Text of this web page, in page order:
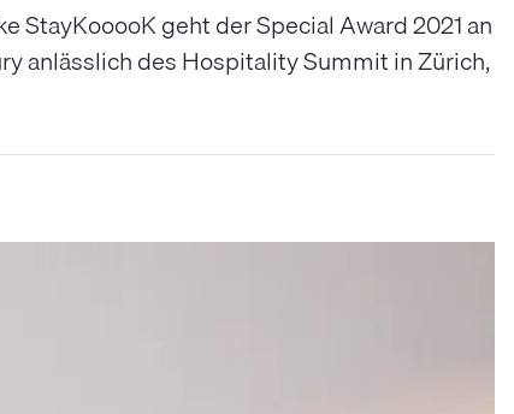
geht der Special Award 2021 an
anlässlich des Hospitality Summit in Zürich,